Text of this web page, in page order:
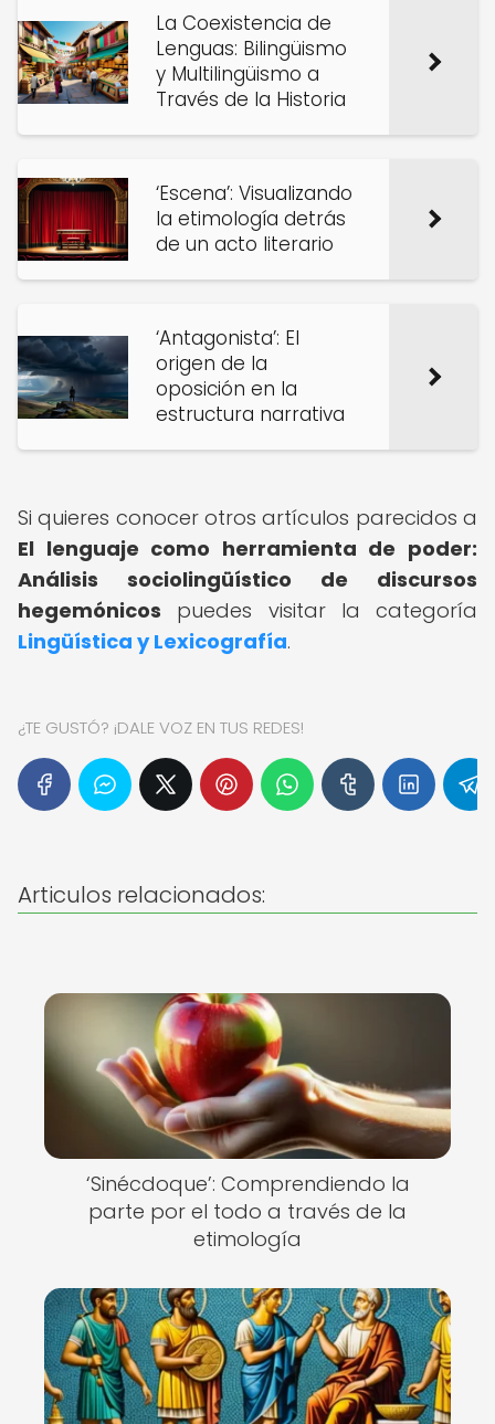
La Coexistencia de
Lenguas: Bilingüismo
y Multilingüismo a
Través de la Historia
‘Escena’: Visualizando
la etimología detrás
de un acto literario
‘Antagonista’: El
origen de la
oposición en la
estructura narrativa
Si quieres conocer otros artículos parecidos a
El lenguaje como herramienta de poder:
Análisis sociolingüístico de discursos
hegemónicos puedes visitar la categoría
Lingüística y Lexicografía.
¿TE GUSTÓ? ¡DALE VOZ EN TUS REDES!
Articulos relacionados:
‘Sinécdoque’: Comprendiendo la
parte por el todo a través de la
etimología